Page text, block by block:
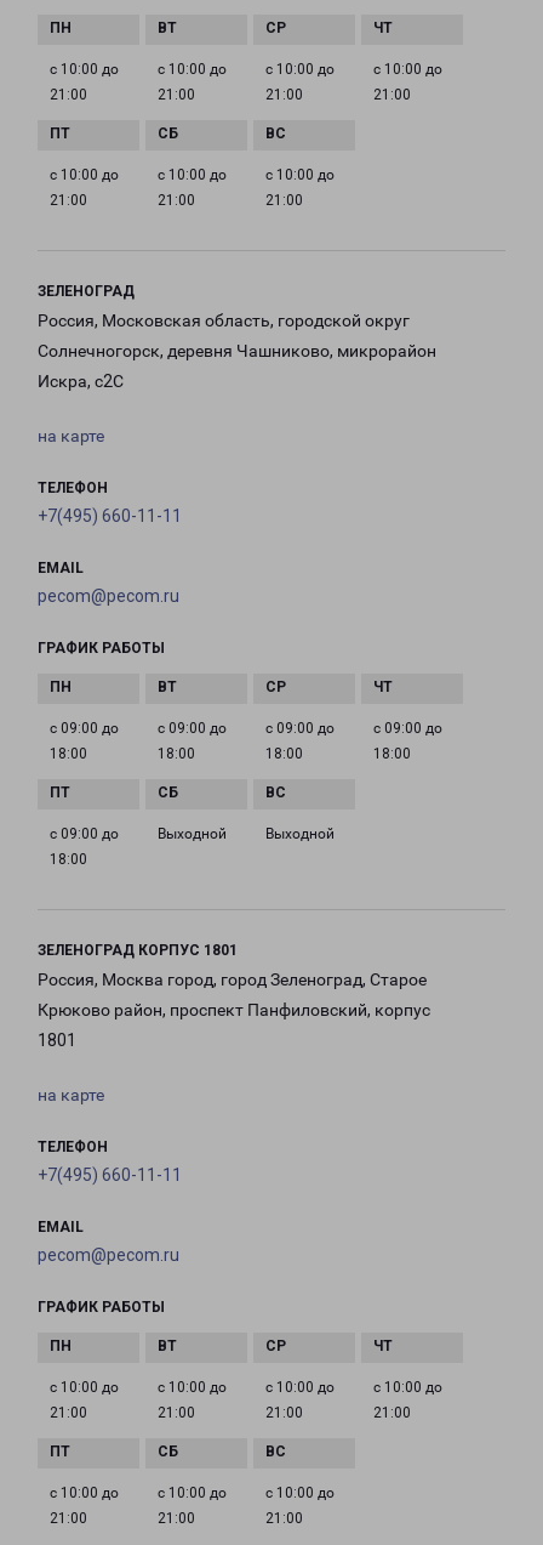
с 10:00 до
21:00
с 10:00 до
21:00
с 10:00 до
21:00
с 10:00 до
21:00
с 10:00 до
21:00
с 10:00 до
21:00
с 10:00 до
21:00
ЗЕЛЕНОГРАД
Россия, Московская область, городской округ
Солнечногорск, деревня Чашниково, микрорайон
Искра, с2С
на карте
ТЕЛЕФОН
+7(495) 660-11-11
EMAIL
pecom@pecom.ru
ГРАФИК РАБОТЫ
с 09:00 до
18:00
с 09:00 до
18:00
с 09:00 до
18:00
с 09:00 до
18:00
с 09:00 до
18:00
Выходной Выходной
ЗЕЛЕНОГРАД КОРПУС 1801
Россия, Москва город, город Зеленоград, Старое
Крюково район, проспект Панфиловский, корпус
1801
на карте
ТЕЛЕФОН
+7(495) 660-11-11
EMAIL
pecom@pecom.ru
ГРАФИК РАБОТЫ
с 10:00 до
21:00
с 10:00 до
21:00
с 10:00 до
21:00
с 10:00 до
21:00
с 10:00 до
21:00
с 10:00 до
21:00
с 10:00 до
21:00